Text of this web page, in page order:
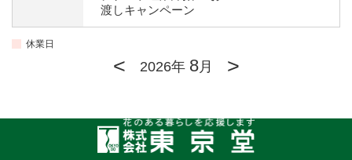
渡しキャンペーン
休業日
< 2026年 8月 >